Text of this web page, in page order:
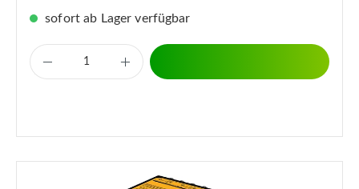
sofort ab Lager verfügbar